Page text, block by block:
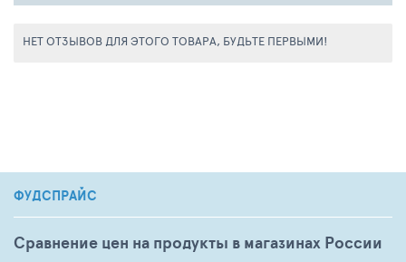
НЕТ ОТЗЫВОВ ДЛЯ ЭТОГО ТОВАРА, БУДЬТЕ ПЕРВЫМИ!
ФУДСПРАЙС
Сравнение цен на продукты в магазинах России